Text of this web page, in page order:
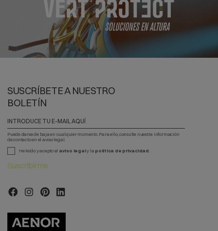
SUSCRÍBETE A NUESTRO
BOLETÍN
Puede darse de baja en cualquier momento. Para ello, consulte nuestra información
de contacto en el aviso legal.
He leído y acepto el aviso legaly la política de privacidad
Suscribirme